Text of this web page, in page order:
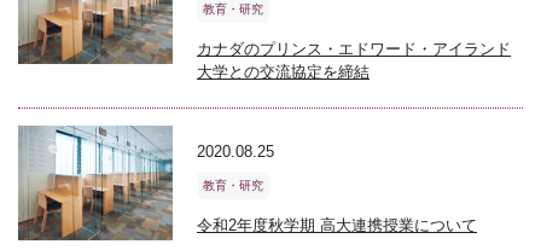
教育・研究
カナダのプリンス・エドワード・アイランド
大学との交流協定を締結
2020.08.25
教育・研究
令和2年度秋学期 高大連携授業について